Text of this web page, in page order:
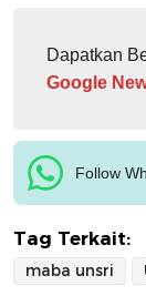
Dapatkan
Google
Follow
Tag Terkait:
maba unsri